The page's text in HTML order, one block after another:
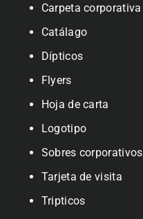
Carpeta corporativa
Catálago
Dípticos
Flyers
Hoja de carta
Logotipo
Sobres corporativos
Tarjeta de visita
Tripticos